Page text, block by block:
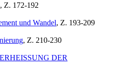
, Z. 172-192
und Wandel, Z. 193-209
, Z. 210-230
DER